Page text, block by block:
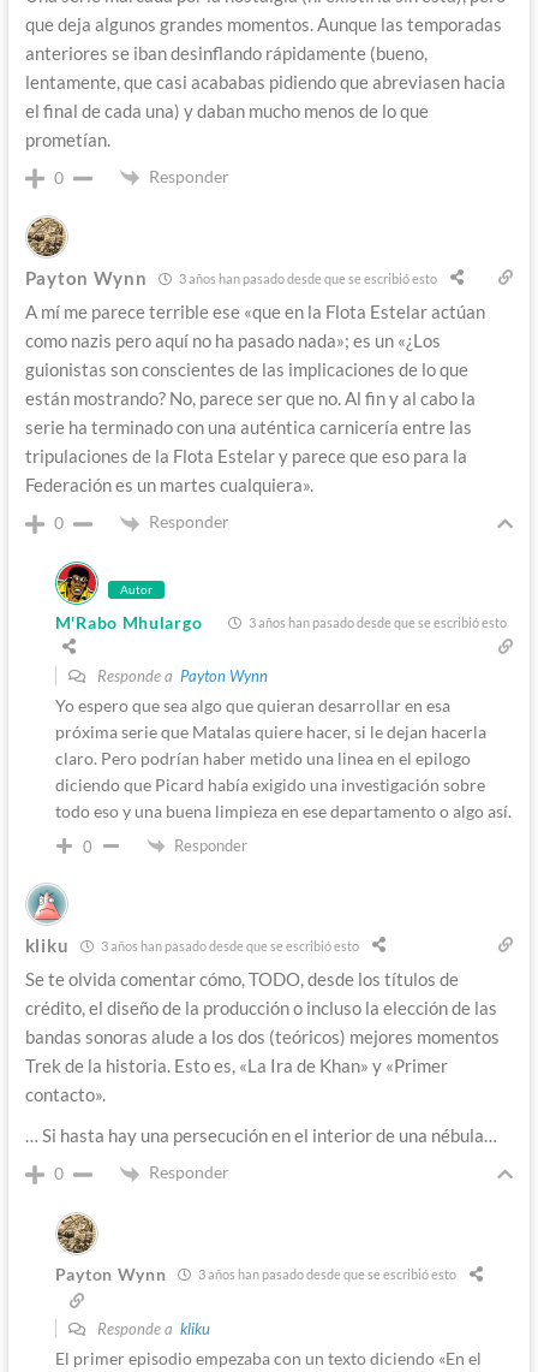
que deja algunos grandes momentos. Aunque las temporadas
anteriores se iban desinflando rápidamente (bueno,
lentamente, que casi acababas pidiendo que abreviasen hacia
el final de cada una) y daban mucho menos de lo que
prometían.
0 Responder
Payton Wynn 3 años han pasado desde que se escribió esto
A mí me parece terrible ese «que en la Flota Estelar actúan
como nazis pero aquí no ha pasado nada»; es un «¿Los
guionistas son conscientes de las implicaciones de lo que
están mostrando? No, parece ser que no. Al fin y al cabo la
serie ha terminado con una auténtica carnicería entre las
tripulaciones de la Flota Estelar y parece que eso para la
Federación es un martes cualquiera».
0 Responder
Autor
M'Rabo Mhulargo 3 años han pasado desde que se escribió esto
Responde a Payton Wynn
Yo espero que sea algo que quieran desarrollar en esa
próxima serie que Matalas quiere hacer, si le dejan hacerla
claro. Pero podrían haber metido una linea en el epilogo
diciendo que Picard había exigido una investigación sobre
todo eso y una buena limpieza en ese departamento o algo así.
0 Responder
kliku 3 años han pasado desde que se escribió esto
Se te olvida comentar cómo, TODO, desde los títulos de
crédito, el diseño de la producción o incluso la elección de las
bandas sonoras alude a los dos (teóricos) mejores momentos
Trek de la historia. Esto es, «La Ira de Khan» y «Primer
contacto».
… Si hasta hay una persecución en el interior de una nébula…
0 Responder
Payton Wynn 3 años han pasado desde que se escribió esto
Responde a kliku
El primer episodio empezaba con un texto diciendo «En el